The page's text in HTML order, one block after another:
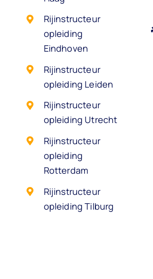
Rijinstructeur
opleiding
Eindhoven
Rijinstructeur
opleiding Leiden
Rijinstructeur
opleiding Utrecht
Rijinstructeur
opleiding
Rotterdam
Rijinstructeur
opleiding Tilburg